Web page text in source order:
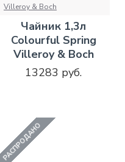
Villeroy & Boch
Чайник 1,3л
Colourful Spring
Villeroy & Boch
13283 руб.
РАСПРОДАНО